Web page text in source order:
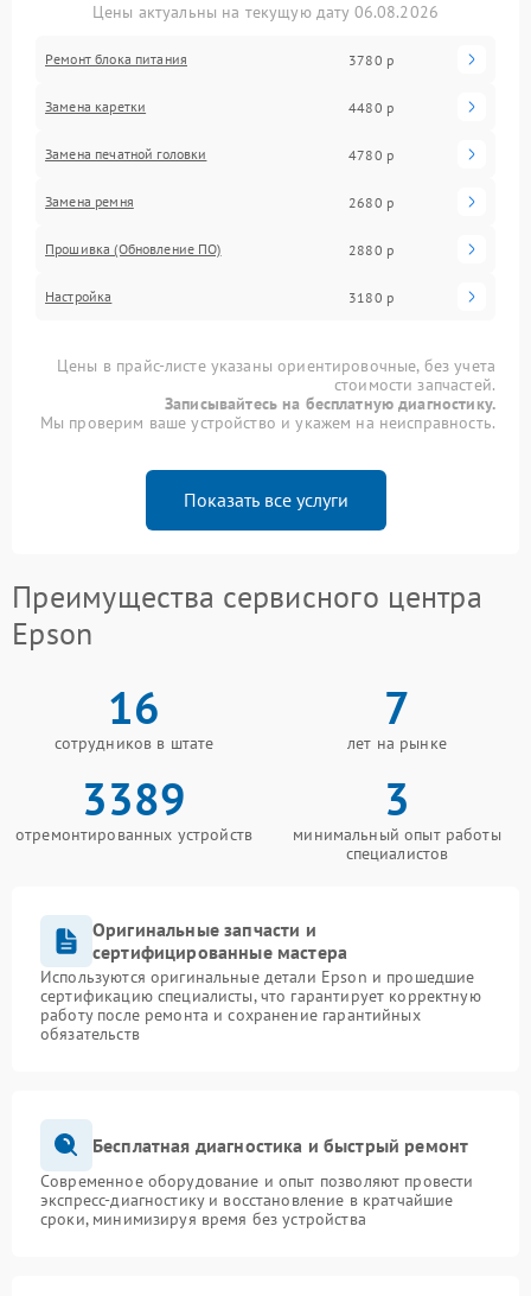
Цены актуальны на текущую дату 06.08.2026
Ремонт блока питания 3780 р
Замена каретки 4480 р
Замена печатной головки 4780 р
Замена ремня 2680 р
Прошивка (Обновление ПО) 2880 р
Настройка 3180 р
Цены в прайс-листе указаны ориентировочные, без учета
стоимости запчастей.
Записывайтесь на бесплатную диагностику.
Мы проверим ваше устройство и укажем на неисправность.
Показать все услуги
Преимущества сервисного центра
Epson
16
сотрудников в штате
7
лет на рынке
3389
отремонтированных устройств
3
минимальный опыт работы
специалистов
Оригинальные запчасти и
сертифицированные мастера
Используются оригинальные детали Epson и прошедшие
сертификацию специалисты, что гарантирует корректную
работу после ремонта и сохранение гарантийных
обязательств
Бесплатная диагностика и быстрый ремонт
Современное оборудование и опыт позволяют провести
экспресс-диагностику и восстановление в кратчайшие
сроки, минимизируя время без устройства